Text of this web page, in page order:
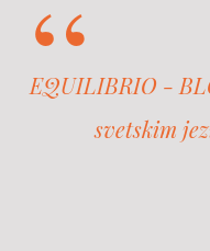
EQUILIBRIO -
svetskim